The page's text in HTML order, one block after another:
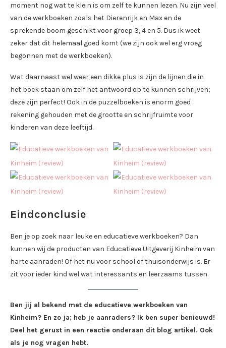
moment nog wat te klein is om zelf te kunnen lezen. Nu zijn veel
van de werkboeken zoals het Dierenrijk en Max en de
sprekende boom geschikt voor groep 3, 4 en 5. Dus ik weet
zeker dat dit helemaal goed komt (we zijn ook wel erg vroeg
begonnen met de werkboeken).
Wat daarnaast wel weer een dikke plus is zijn de lijnen die in
het boek staan om zelf het antwoord op te kunnen schrijven;
deze zijn perfect! Ook in de puzzelboeken is enorm goed
rekening gehouden met de grootte en schrijfruimte voor
kinderen van deze leeftijd.
Eindconclusie
Ben je op zoek naar leuke en educatieve werkboeken? Dan
kunnen wij de producten van Educatieve Uitgeverij Kinheim van
harte aanraden! Of het nu voor school of thuisonderwijs is. Er
zit voor ieder kind wel wat interessants en leerzaams tussen.
Ben jij al bekend met de educatieve werkboeken van
Kinheim? En zo ja; heb je aanraders? Ik ben super benieuwd!
Deel het gerust in een reactie onderaan dit blog artikel. Ook
als je nog vragen hebt.